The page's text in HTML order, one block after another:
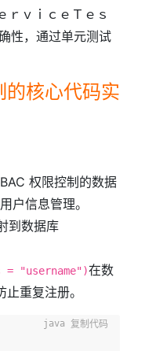
ｒｖｉｃｅＴｅｓ
性，通过单元测试
的核心代码实
权限控制的数据
户信息管理。
到数据库
= "username")在数
重复注册。
复制代码